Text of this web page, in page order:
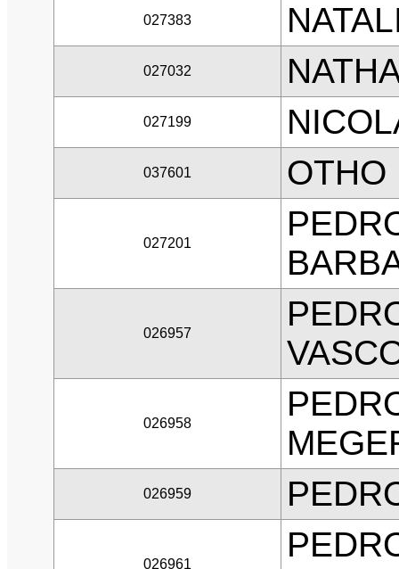
027383
027032
027199
037601 OTHO
027201
026957
026958
026959
026961